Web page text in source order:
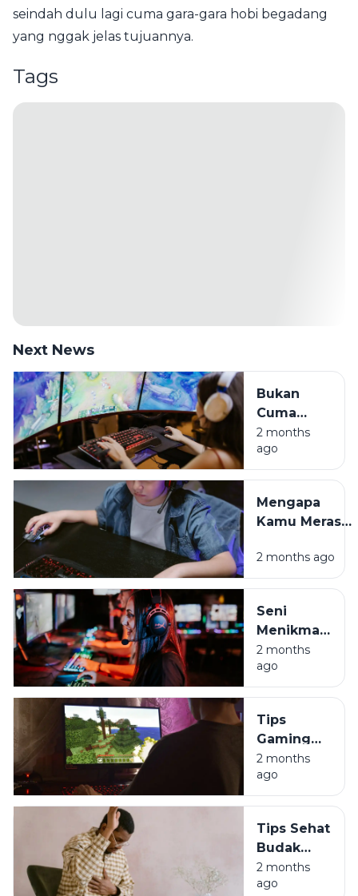
seindah dulu lagi cuma gara-gara hobi begadang
yang nggak jelas tujuannya.
Tags
Next News
Bukan
Cuma
Hura-hura,
Ini Sisi
Positif
Online di
Era Digital
2 months
ago
Mengapa
Kamu Merasa
Setelah Main
Game? Ini
Penjelasannya
2 months ago
Seni
Menikmati
Game
Tanpa
Harus Jadi
Algoritma
2 months
ago
Tips
Gaming
Sehat:
Jaga
Durabilitas
Biar Gak
Jompo
2 months
ago
Tips Sehat
Budak
Korporat:
Lawan
2 months
ago